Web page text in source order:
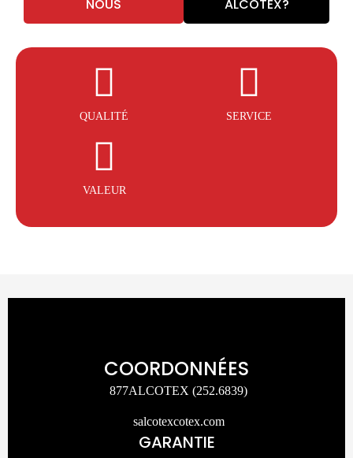
NOUS ALCOTEX?
QUALITÉ SERVICE
VALEUR
COORDONNÉES
877ALCOTEX (252.6839)
salcotexcotex.com
GARANTIE